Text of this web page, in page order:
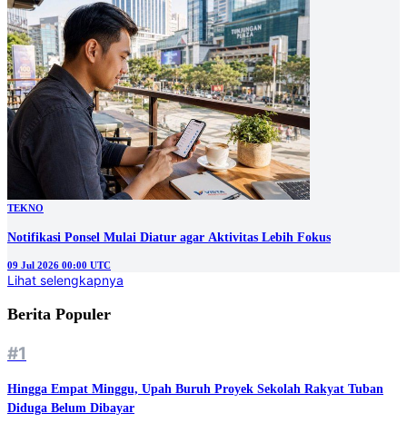
TEKNO
Notifikasi Ponsel Mulai Diatur agar Aktivitas Lebih Fokus
09 Jul 2026 00:00 UTC
Lihat selengkapnya
Berita Populer
#1
Hingga Empat Minggu, Upah Buruh Proyek Sekolah Rakyat Tuban
Diduga Belum Dibayar